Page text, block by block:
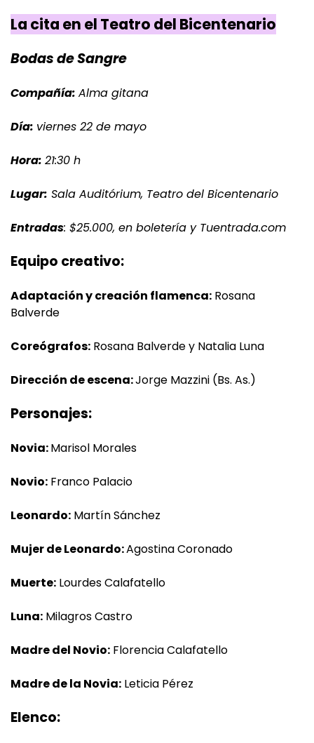
La cita en el Teatro del Bicentenario
Bodas de Sangre
Compañía: Alma gitana
Día: viernes 22 de mayo
Hora: 21:30 h
Lugar: Sala Auditórium, Teatro del Bicentenario
Entradas: $25.000, en boletería y Tuentrada.com
Equipo creativo:
Adaptación y creación flamenca: Rosana
Balverde
Coreógrafos: Rosana Balverde y Natalia Luna
Dirección de escena:Jorge Mazzini (Bs. As.)
Personajes:
Novia:Marisol Morales
Novio: Franco Palacio
Leonardo: Martín Sánchez
Mujer de Leonardo:Agostina Coronado
Muerte: Lourdes Calafatello
Luna: Milagros Castro
Madre del Novio: Florencia Calafatello
Madre de la Novia: Leticia Pérez
Elenco: